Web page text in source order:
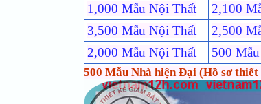
1,000 Mẫu Nội Thất 2,100
3,500 Mẫu Nội Thất
2,500
2,000 Mẫu Nội Thất
500
500 Mẫu Nhà hiện Đại (Hồ sơ